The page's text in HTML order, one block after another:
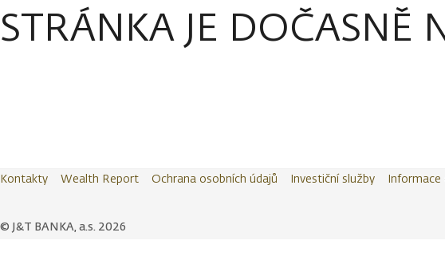
STRÁNKA JE DOČASNĚ
© J&T BANKA, a.s. 2026
Kontakty Wealth Report Ochrana osobních údajů Investiční služby Informace